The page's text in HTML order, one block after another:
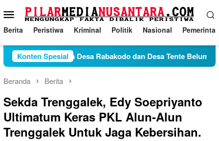
ke
konten
Menu
Mobile
Berita Peristiwa Kriminal Politik Nasional
Konten Spesial
Konflik Antara Desa Rabakodo dan Desa Tente Belum
Beranda Berita
Sekda Trenggalek, Edy Soepriyanto
Ultimatum Keras PKL Alun-Alun
Trenggalek Untuk Jaga Kebersihan.